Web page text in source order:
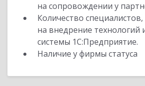
на сопровождении у
Количество
на внедрение технологий
системы 1С:Предприятие.
Наличие у фирмы статуса